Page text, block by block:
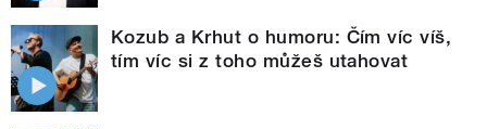
Kozub a Krhut o humoru: Čím víc víš,
tím víc si z toho můžeš utahovat